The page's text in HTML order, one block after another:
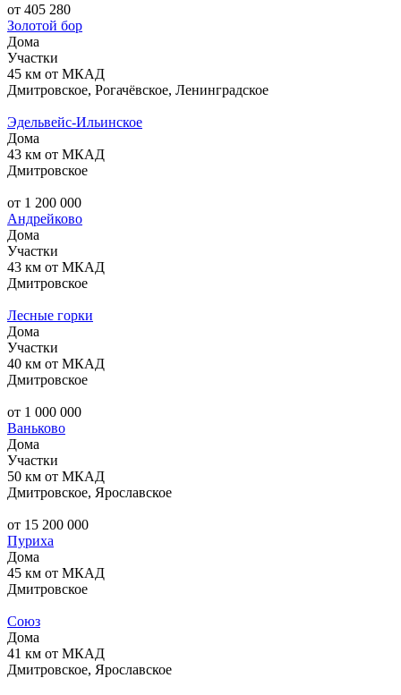
от 405 280
Золотой бор
Дома
Участки
45 км от МКАД
Дмитровское, Рогачёвское, Ленинградское
Эдельвейс-Ильинское
Дома
43 км от МКАД
Дмитровское
от 1 200 000
Андрейково
Дома
Участки
43 км от МКАД
Дмитровское
Лесные горки
Дома
Участки
40 км от МКАД
Дмитровское
от 1 000 000
Ваньково
Дома
Участки
50 км от МКАД
Дмитровское, Ярославское
от 15 200 000
Пуриха
Дома
45 км от МКАД
Дмитровское
Союз
Дома
41 км от МКАД
Дмитровское, Ярославское